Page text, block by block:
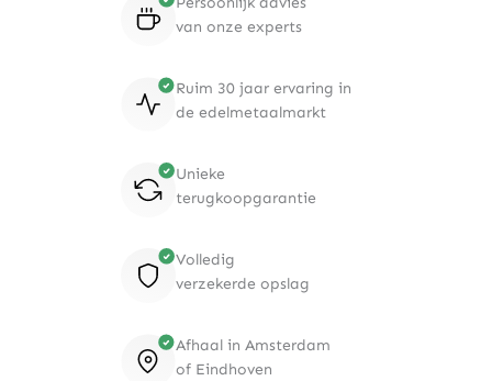
van onze experts
Ruim 30 jaar ervaring in
de edelmetaalmarkt
Unieke
terugkoopgarantie
Volledig
verzekerde opslag
Afhaal in Amsterdam
of Eindhoven